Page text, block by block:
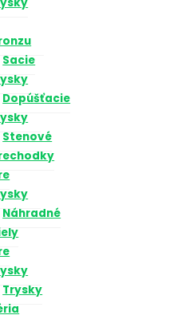
Sacie
Dopúšťacie
Stenové
Náhradné
Trysky